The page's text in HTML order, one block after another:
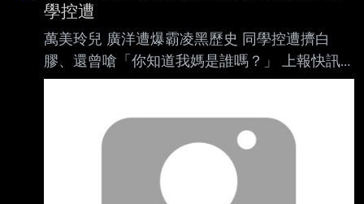
學控遭
萬美玲兒 廣洋遭爆霸凌黑歷史 同學控遭擠白
膠、還曾嗆「你知道我媽是誰嗎？」 上報快訊
簡紹儒 國民黨桃園市立委萬美玲之子 廣洋日
起步 ，學生時期霸凌黑歷史就遭昔日同學接連
掀開。有國中同學出面指控，曾遭 廣洋帶頭言
語 羞辱，在校車上被叫「阿醜」，他還曾嗆聲
「你知道我媽媽是誰嗎？」另有幼稚園同學淚揭